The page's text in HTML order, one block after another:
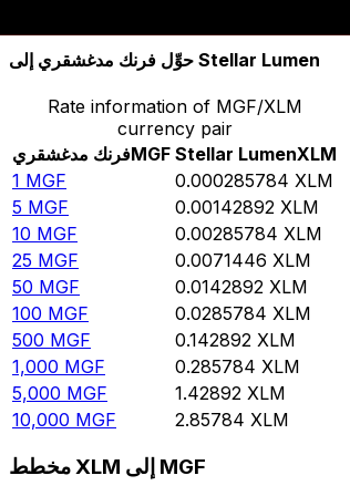
حوِّل فرنك مدغشقري إلى Stellar Lumen
Rate information of MGF/XLM
currency pair
فرنك مدغشقريMGF Stellar LumenXLM
1 MGF 0.000285784 XLM
5 MGF 0.00142892 XLM
10 MGF 0.00285784 XLM
25 MGF 0.0071446 XLM
50 MGF 0.0142892 XLM
100 MGF 0.0285784 XLM
500 MGF 0.142892 XLM
1,000 MGF 0.285784 XLM
5,000 MGF 1.42892 XLM
10,000 MGF 2.85784 XLM
مخطط XLM إلى MGF